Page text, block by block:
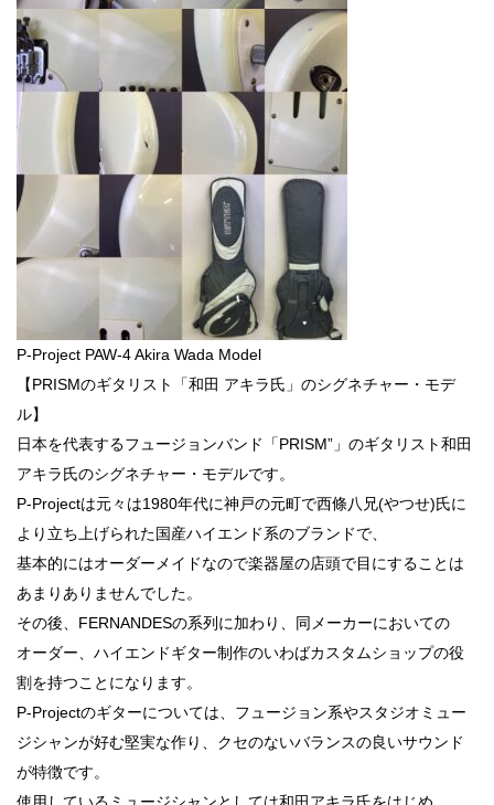
P-Project PAW-4 Akira Wada Model
【PRISMのギタリスト「和田 アキラ氏」のシグネチャー・モデ
ル】
日本を代表するフュージョンバンド「PRISM”」のギタリスト和田
アキラ氏のシグネチャー・モデルです。
P-Projectは元々は1980年代に神戸の元町で西條八兄(やつせ)氏に
より立ち上げられた国産ハイエンド系のブランドで、
基本的にはオーダーメイドなので楽器屋の店頭で目にすることは
あまりありませんでした。
その後、FERNANDESの系列に加わり、同メーカーにおいての
オーダー、ハイエンドギター制作のいわばカスタムショップの役
割を持つことになります。
P-Projectのギターについては、フュージョン系やスタジオミュー
ジシャンが好む堅実な作り、クセのないバランスの良いサウンド
が特徴です。
使用しているミュージシャンとしては和田アキラ氏をはじめ、